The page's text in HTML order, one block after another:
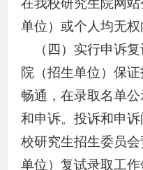
在我校研究生院网
单位）或个人均无权
（四）实行申诉
院（招生单位）保
畅通，在录取名单
和申诉。投诉和申
校研究生招生委员
单位）复试录取工作